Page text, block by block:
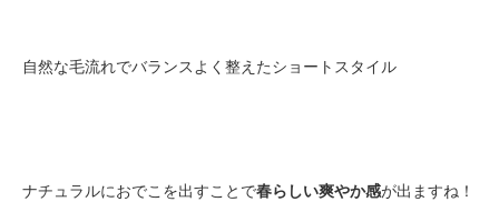
自然な毛流れでバランスよく整えたショートスタイル
ナチュラルにおでこを出すことで春らしい爽やか感が出ますね！